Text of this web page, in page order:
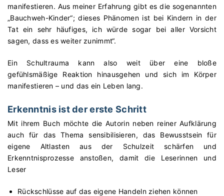
manifestieren. Aus meiner Erfahrung gibt es die sogenannten
„Bauchweh-Kinder“; dieses Phänomen ist bei Kindern in der
Tat ein sehr häufiges, ich würde sogar bei aller Vorsicht
sagen, dass es weiter zunimmt“.
Ein Schultrauma kann also weit über eine bloße
gefühlsmäßige Reaktion hinausgehen und sich im Körper
manifestieren – und das ein Leben lang.
Erkenntnis ist der erste Schritt
Mit ihrem Buch möchte die Autorin neben reiner Aufklärung
auch für das Thema sensibilisieren, das Bewusstsein für
eigene Altlasten aus der Schulzeit schärfen und
Erkenntnisprozesse anstoßen, damit die Leserinnen und
Leser
Rückschlüsse auf das eigene Handeln ziehen können